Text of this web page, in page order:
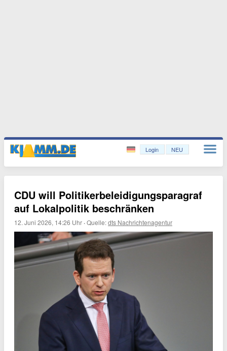
Login NEU
CDU will Politikerbeleidigungsparagraf
auf Lokalpolitik beschränken
12. Juni 2026, 14:26 Uhr ·Quelle:dts Nachrichtenagentur